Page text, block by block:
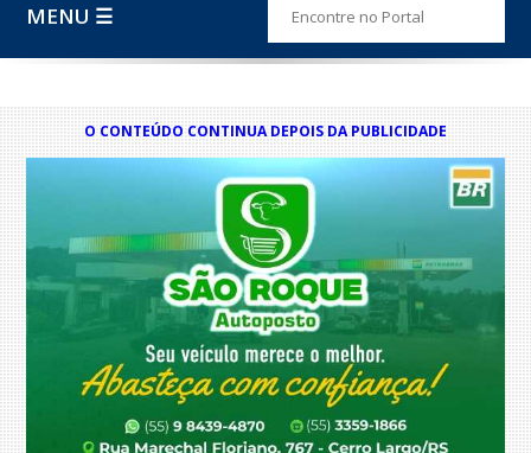
MENU ☰
O CONTEÚDO CONTINUA DEPOIS DA PUBLICIDADE